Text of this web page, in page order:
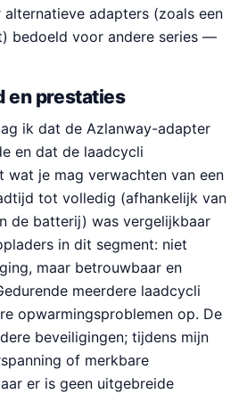
adapters (zoals een
bedoeld voor andere series —
en prestaties
ik dat de Azlanway-adapter
en dat de laadcycli
wat je mag verwachten van een
tot volledig (afhankelijk van
de batterij) was vergelijkbaar
in dit segment: niet
maar betrouwbaar en
meerdere laadcycli
opwarmingsproblemen op. De
beveiligingen; tijdens mijn
of merkbare
er is geen uitgebreide